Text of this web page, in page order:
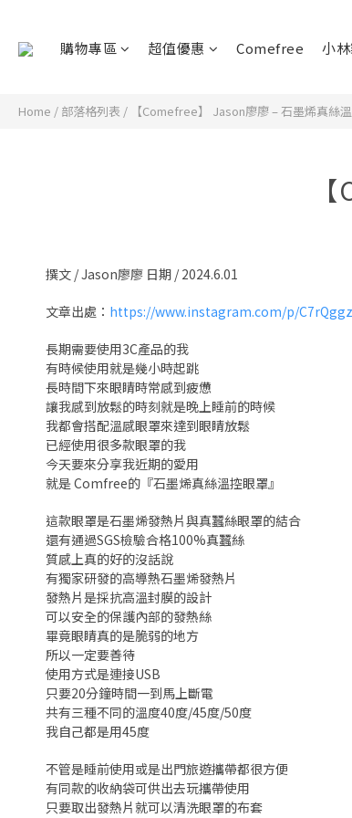
購物專區 超值優惠 Comefree 小
Home / 部落格列表 / 【Comefree】 Jason廖廖 – 石墨烯真絲
撰文 / Jason廖廖 日期 / 2024.6.01
文章出處： https://www.instagram.com/p/
長期需要使用3C產品的我
有時候使用就是幾小時起跳
長時間下來眼睛時常感到疲憊
讓我感到放鬆的時刻就是晚上睡前的時候
我都會搭配溫感眼罩來達到眼睛放鬆
已經使用很多款眼罩的我
今天要來分享我近期的愛用
就是 Comfree的『石墨烯真絲溫控眼罩』
這款眼罩是石墨烯發熱片與真蠶絲眼罩的結合
還有通過SGS檢驗合格100%真蠶絲
質感上真的好的沒話說
有獨家研發的高導熱石墨烯發熱片
發熱片是採抗高溫封膜的設計
可以安全的保護內部的發熱絲
畢竟眼睛真的是脆弱的地方
所以一定要善待
使用方式是連接USB
只要20分鐘時間一到馬上斷電
共有三種不同的溫度40度/45度/50度
我自己都是用45度
不管是睡前使用或是出門旅遊攜帶都很方便
有同款的收納袋可供出去玩攜帶使用
只要取出發熱片就可以清洗眼罩的布套